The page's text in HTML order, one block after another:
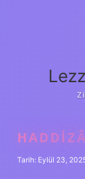
Tarih: Eylül 23,